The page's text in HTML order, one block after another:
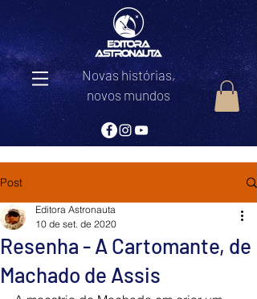
Novas histórias,
novos mundos
Post
Resenha - A Cartomante, de
Machado de Assis
Editora Astronauta
10 de set. de 2020